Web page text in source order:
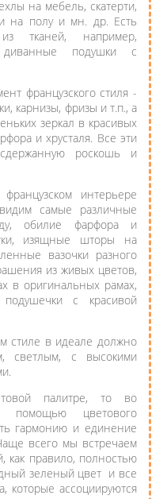
на мебель, скатерти,
на полу и мн. др. Есть
тканей, например,
подушки с
французского стиля -
карнизы, фризы и т.п., а
зеркал в красивых
и хрусталя. Все эти
роскошь и
интерьере
самые различные
обилие фарфора и
изящные шторы на
вазочки разного
из живых цветов,
в оригинальных рамах,
с красивой
стиле в идеале должно
светлым, с высокими
палитре, то во
цветового
гармонию и единение
всего мы встречаем
как правило, полностью
зеленый цвет и все
которые ассоциируются